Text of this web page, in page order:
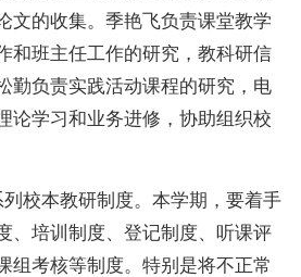
文的收集。季艳飞负责课堂教学
和班主任工作的研究，教科研信
勤负责实践活动课程的研究，电
论学习和业务进修，协助组织校
校本教研制度。本学期，要着手
、培训制度、登记制度、听课评
组考核等制度。特别是将不正常